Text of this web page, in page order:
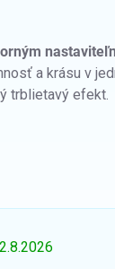
a krásu v
trblietavý efekt.